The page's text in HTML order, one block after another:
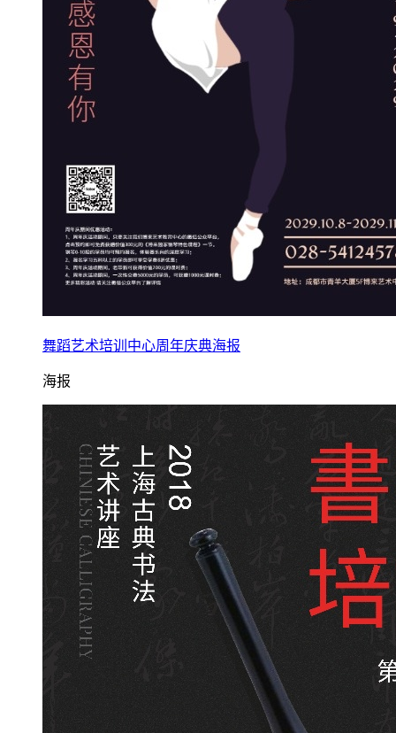
舞蹈艺术培训中心周年庆典海报
海报